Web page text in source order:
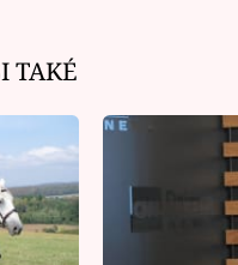
TAKÉ